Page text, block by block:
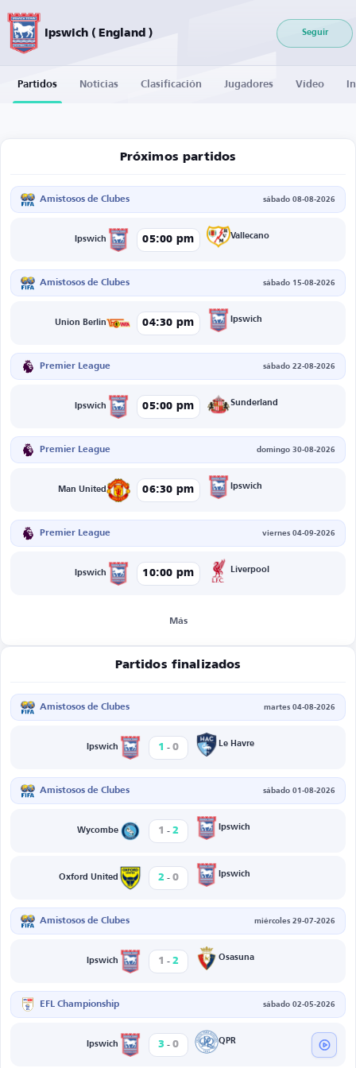
Ipswich ( England ) Seguir
Partidos Noticias Clasificación Jugadores Vídeo
Próximos partidos
Amistosos de Clubes sábado 08-08-2026
Ipswich 05:00 pm Vallecano
Amistosos de Clubes sábado 15-08-2026
Union Berlin 04:30 pm Ipswich
Premier League sábado 22-08-2026
Ipswich 05:00 pm Sunderland
Premier League domingo 30-08-2026
Man United 06:30 pm Ipswich
Premier League viernes 04-09-2026
Ipswich 10:00 pm Liverpool
Más
Partidos finalizados
Amistosos de Clubes martes 04-08-2026
Ipswich 1 - 0 Le Havre
Amistosos de Clubes sábado 01-08-2026
Wycombe 1 - 2 Ipswich
Oxford United 2 - 0 Ipswich
Amistosos de Clubes miércoles 29-07-2026
Ipswich 1 - 2 Osasuna
EFL Championship sábado 02-05-2026
Ipswich 3 - 0 QPR